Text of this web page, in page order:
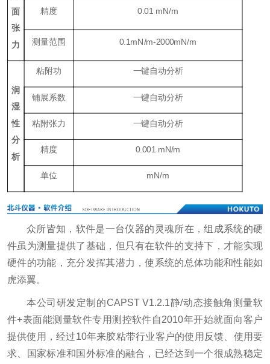
面
张
力
精度 0.01 mN/m
测量范围 0.1mN/m-2000mN/m
润
湿
性
分
析
粘附功 一键自动分析
铺展系数 一键自动分析
粘附张力 一键自动分析
精度 0.001 mN/m
单位 mN/m
众所皆知，软件是一台仪器的灵魂所在，组成系统的硬
件虽为测量提供了基础，但只有在软件的支持下，才能实现
硬件的功能，充分发挥其潜力，使系统的总体功能和性能如
虎添翼。
本公司研发定制的CAPST V1.2.1静/动态接触角测量软
件+表面能测量软件专用测控软件自2010年开始就面向客户
提供使用，经过10年来胶粘带行业客户的使用反馈、使用要
求、国家标准和国外标准的融合，已经达到一个很成熟稳定